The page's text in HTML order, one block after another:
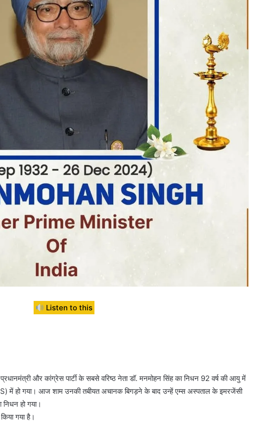
Listen to this
और कांग्रेस पार्टी के सबसे वरिष्ठ नेता डॉ. मनमोहन सिंह का निधन 92 वर्ष की आयु में
में हो गया। आज शाम उनकी तबीयत अचानक बिगड़ने के बाद उन्हें एम्स अस्पताल के इमरजेंसी
निधन हो गया।
गया है।